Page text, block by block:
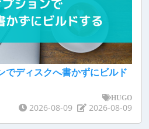
でディスクへ書かずにビルド
HUGO
2026-08-09 2026-08-09